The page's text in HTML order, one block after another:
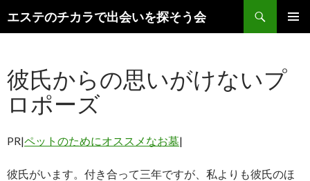
エステのチカラで出会いを探そう会
索
ン
ツ
へ
ス
ッ
彼氏からの思いがけないプ
ロポーズ
PR|ペットのためにオススメなお墓|
彼氏がいます。付き合って三年ですが、私よりも彼氏のほ